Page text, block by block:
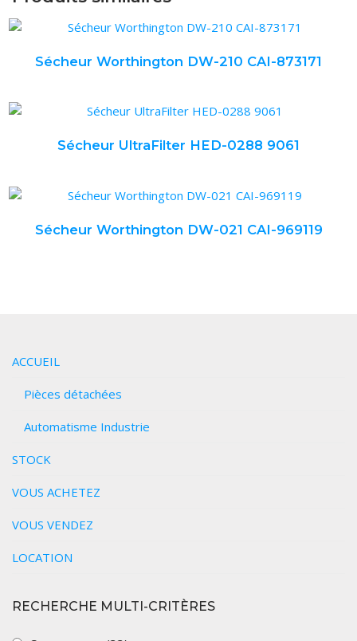
Sécheur Worthington DW-210 CAI-873171
Sécheur UltraFilter HED-0288 9061
Sécheur Worthington DW-021 CAI-969119
ACCUEIL
Pièces détachées
Automatisme Industrie
STOCK
VOUS ACHETEZ
VOUS VENDEZ
LOCATION
RECHERCHE MULTI-CRITÈRES